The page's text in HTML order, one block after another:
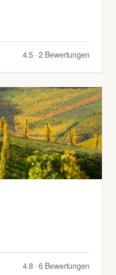
4.5 · 2 Bewertungen
4.8 · 6 Bewertungen